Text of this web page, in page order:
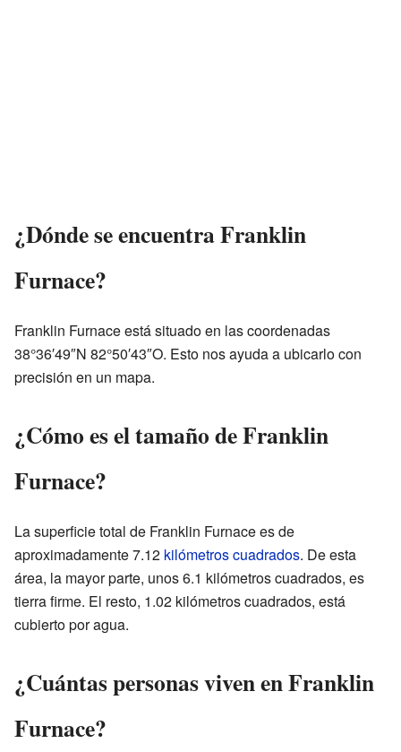
¿Dónde se encuentra Franklin
Furnace?
Franklin Furnace está situado en las coordenadas
38°36′49″N 82°50′43″O. Esto nos ayuda a ubicarlo con
precisión en un mapa.
¿Cómo es el tamaño de Franklin
Furnace?
La superficie total de Franklin Furnace es de
aproximadamente 7.12 kilómetros cuadrados. De esta
área, la mayor parte, unos 6.1 kilómetros cuadrados, es
tierra firme. El resto, 1.02 kilómetros cuadrados, está
cubierto por agua.
¿Cuántas personas viven en Franklin
Furnace?